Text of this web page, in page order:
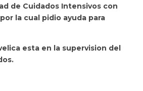
de Cuidados Intensivos con
la cual pidio ayuda para
esta en la supervision del